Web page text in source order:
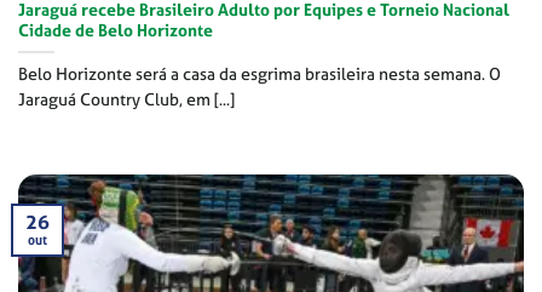
Jaraguá recebe Brasileiro Adulto por Equipes e Torneio Nacional
Cidade de Belo Horizonte
Belo Horizonte será a casa da esgrima brasileira nesta semana. O
Jaraguá Country Club, em [...]
26
out